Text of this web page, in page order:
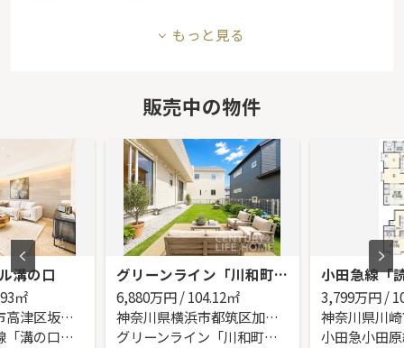
もっと見る
販売中の物件
溝の口
㎡
神奈川県川崎市高津区坂戸１丁目
東急田園都市線「溝の口」駅 徒歩12分
グリーンライン「川和町」新築戸建
6,880万円 / 104.12㎡
神奈川県横浜市都筑区加賀原１丁目
グリーンライン「川和町」駅 徒歩15分
3,799万円 /